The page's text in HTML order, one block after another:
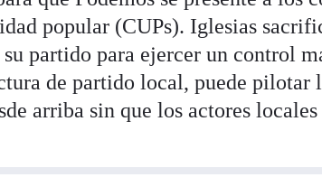
popular (CUPs). Iglesias
partido para ejercer un control
de partido local, puede pilotar
arriba sin que los actores